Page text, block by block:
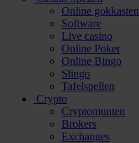
Online gokkasten
Software
Live casino
Online Poker
Online Bingo
Slingo
Tafelspellen
Crypto
Cryptomunten
Brokers
Exchanges